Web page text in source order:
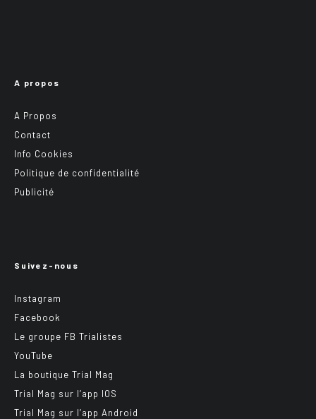
A propos
A Propos
Contact
Info Cookies
Politique de confidentialité
Publicité
Suivez-nous
Instagram
Facebook
Le groupe FB Trialistes
YouTube
La boutique Trial Mag
Trial Mag sur l’app IOS
Trial Mag sur l’app Android